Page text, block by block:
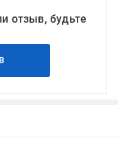
отзыв, будьте